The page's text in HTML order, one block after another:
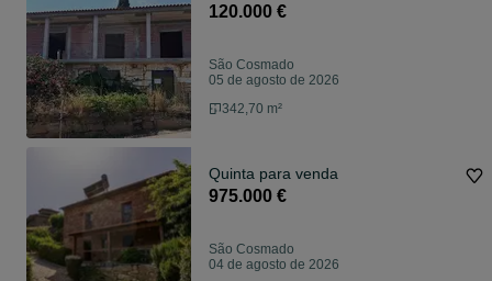
120.000 €
São Cosmado
05 de agosto de 2026
342,70 m²
Quinta para venda
975.000 €
São Cosmado
04 de agosto de 2026